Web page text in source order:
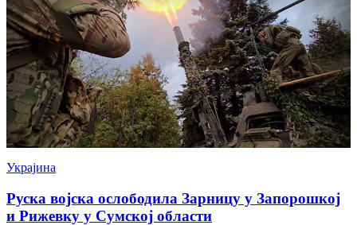
Украјина
Руска војска ослободила Зарницу у Запорошкој
и Рижевку у Сумској области